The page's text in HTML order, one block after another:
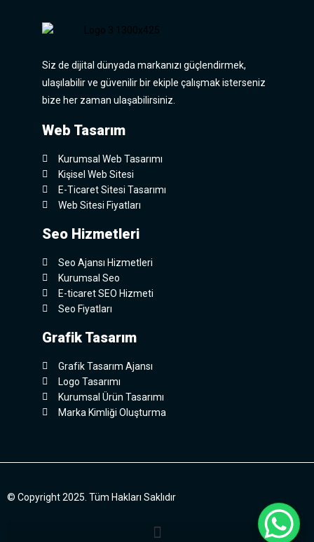
Siz de dijital dünyada markanızı güçlendirmek,
ulaşılabilir ve güvenilir bir ekiple çalışmak isterseniz
bize her zaman ulaşabilirsiniz.
Web Tasarım
Kurumsal Web Tasarımı
Kişisel Web Sitesi
E-Ticaret Sitesi Tasarımı
Web Sitesi Fiyatları
Seo Hizmetleri
Seo Ajansı Hizmetleri
Kurumsal Seo
E-ticaret SEO Hizmeti
Seo Fiyatları
Grafik Tasarım
Grafik Tasarım Ajansı
Logo Tasarımı
Kurumsal Ürün Tasarımı
Marka Kimliği Oluşturma
© Copyright 2025. Tüm Hakları Saklıdır